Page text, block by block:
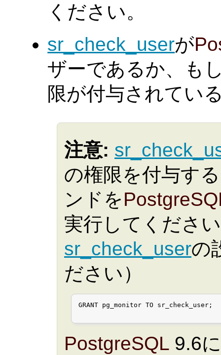
ください。
sr_check_userが
ザーであるか、も
限が付与されてい
注意:
の権限を付与す
ンドを
実行してくださ
sr_check_userの
ださい）
GRANT pg_monitor TO sr_check_user;
PostgreSQL 9.6